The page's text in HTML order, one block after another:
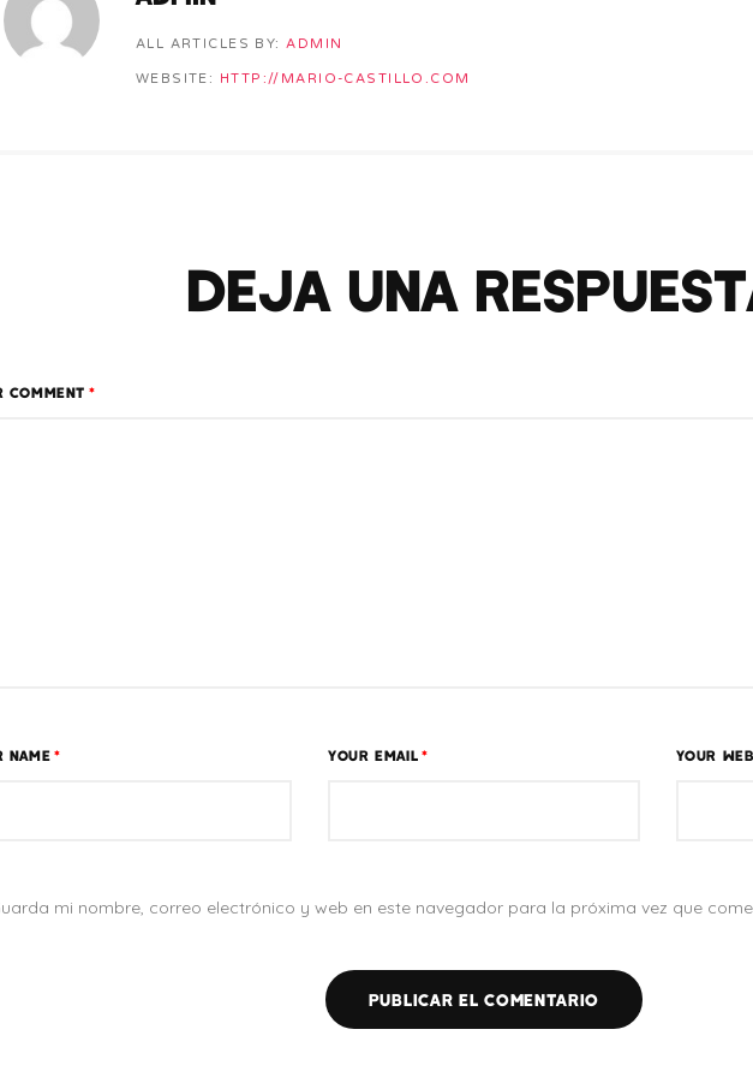
ALL ARTICLES BY: ADMIN
WEBSITE: HTTP://MARIO-CASTILLO.COM
Deja una
COMMENT *
NAME * YOUR EMAIL * YOUR
mi nombre, correo electrónico y web en este navegador para la próxima vez que